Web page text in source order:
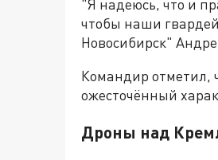
"Я надеюсь, что и
чтобы наши
Новосибирск"
Командир отметил,
ожесточённый
Дроны над